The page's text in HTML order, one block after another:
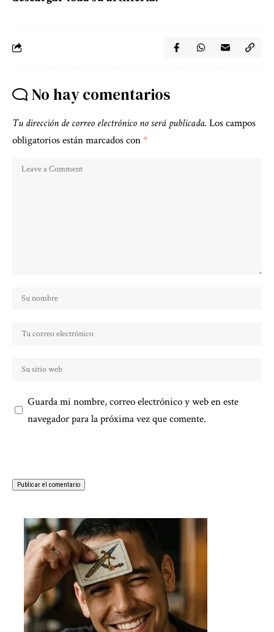
No hay comentarios
Tu dirección de correo electrónico no será publicada. Los campos
obligatorios están marcados con*
Guarda mi nombre, correo electrónico y web en este
navegador para la próxima vez que comente.